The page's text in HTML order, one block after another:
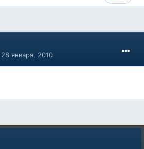
28 января, 2010